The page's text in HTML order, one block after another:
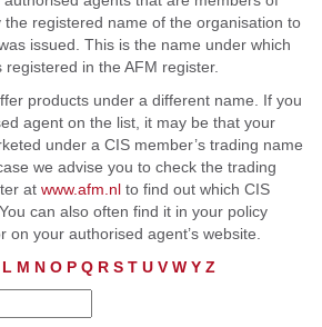
registered name of the organisation to
issued. This is the name under which
in the AFM register.
products under a different name. If you
agent on the list, it may be that your
under a CIS member’s trading name
we advise you to check the trading
at www.afm.nl to find out which CIS
can also often find it in your policy
your authorised agent’s website.
L M N O P Q R S T U V W Y Z